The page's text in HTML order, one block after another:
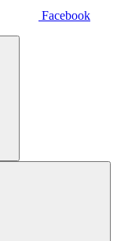
Facebook